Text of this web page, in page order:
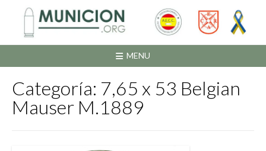
contenido
MENU
Categoría: 7,65 x 53 Belgian
Mauser M.1889